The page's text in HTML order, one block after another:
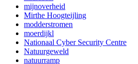
mijnoverheid
Mirthe Hoogteijling
modderstromen
moerdijkl
Nationaal Cyber Security Centre
Natuurgeweld
natuurramp